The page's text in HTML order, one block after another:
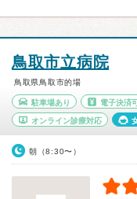
鳥取市立病院
鳥取県鳥取市的場
駐車場あり 電子決済
オンライン診療対応
朝（8:30〜）